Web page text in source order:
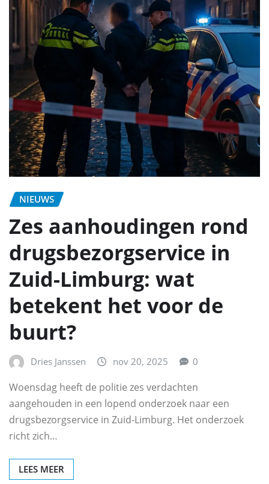
NIEUWS
Zes aanhoudingen rond
drugsbezorgservice in
Zuid-Limburg: wat
betekent het voor de
buurt?
Dries Janssen nov 20, 2025 0
Woensdag heeft de politie zes verdachten
aangehouden in een lopend onderzoek naar een
drugsbezorgservice in Zuid-Limburg. Het onderzoek
richt zich…
LEES MEER